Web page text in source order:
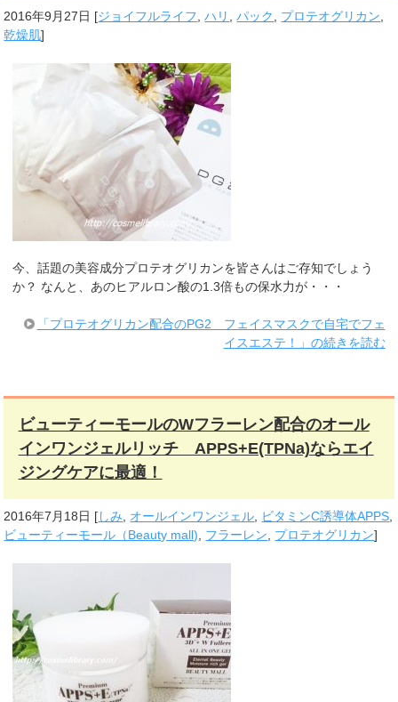
2016年9月27日 [ジョイフルライフ ,ハリ ,パック プロテオグリカン
乾燥肌]
今、話題の美容成分プロテオグリカンを皆さんはご存知でしょう
か？ なんと、あのヒアルロン酸の1.3倍もの保水力が・・・
「プロテオグリカン配合のPG2 フェイスマスクで自宅でフェ
イスエステ！」の続きを読む
ビューティーモールのWフラーレン配合のオール
インワンジェルリッチ APPS+E(TPNa)ならエイ
ジングケアに最適！
2016年7月18日 [しみ, オールインワンジェル, ビタミンC誘導体APPS,
ビューティーモール（Beauty mall), フラーレン, プロテオグリカン]